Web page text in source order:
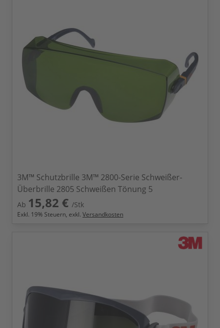
3M™ Schutzbrille 3M™ 2800-Serie Schweißer-
Überbrille 2805 Schweißen Tönung 5
Ab 15,82 € /Stk
Exkl. 19% Steuern, exkl. Versandkosten